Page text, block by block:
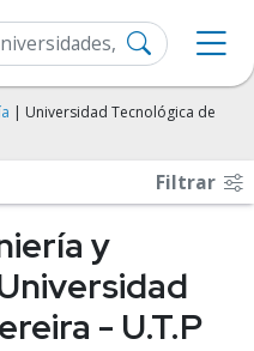
| Universidad Tecnológica de
Filtrar
y
- U.T.P